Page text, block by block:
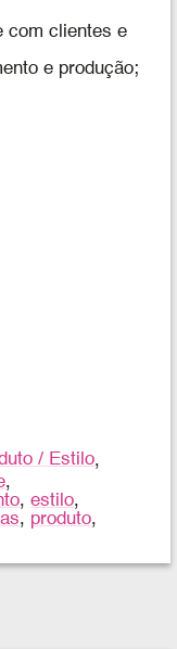
com clientes e
e produção;
/ Estilo,
,
,estilo,
, produto,